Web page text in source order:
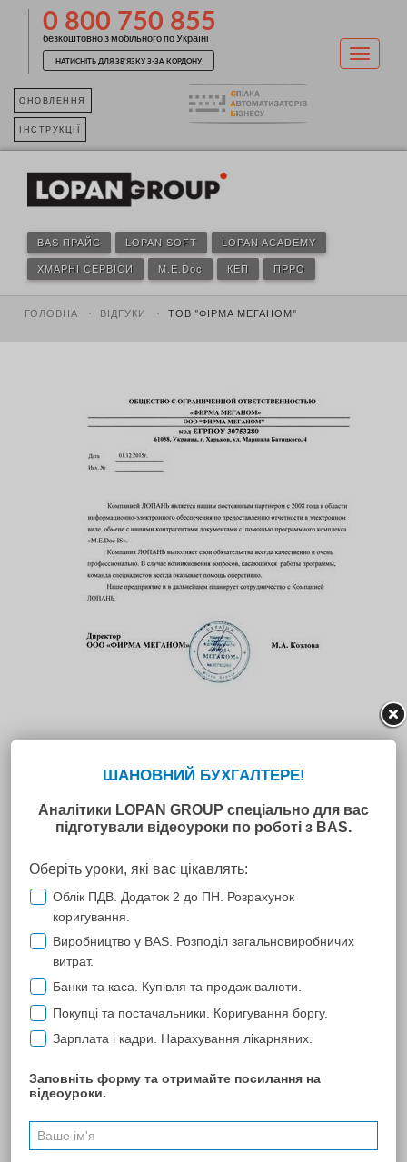
0 800 750 855
безкоштовно з мобільного по Україні
НАТИСНІТЬ ДЛЯ ЗВ'ЯЗКУ З-ЗА КОРДОНУ
ОНОВЛЕННЯ
ІНСТРУКЦІЇ
BAS ПРАЙС LOPAN SOFT LOPAN ACADEMY
ХМАРНІ СЕРВІСИ M.E.Doc КЕП ПРРО
ГОЛОВНА ВІДГУКИ ТОВ "ФІРМА МЕГАНОМ"
ТОВ "Фірма Меганом"
Компанія ЛОПАНЬ є нашим постійним партнером з 2008 року
подання звітності в електронному вигляді, обміну з нашими
контрагентами документами за допомогою програмного
комплексу "М.Е.Dос IS". Компанія Лопань виконує свої
зобов'язання завжди якісно та дуже професійно.
У разі виникнення питань щодо роботи програми команда
фахівців завжди надає допомогу оперативно.
ЛОПАНЬ.
ПОПЕРЕДНЯ
39 40 41 42 43 44 45 ... 46 53